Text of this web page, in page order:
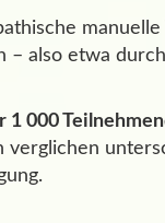
also etwa
000
verglichen